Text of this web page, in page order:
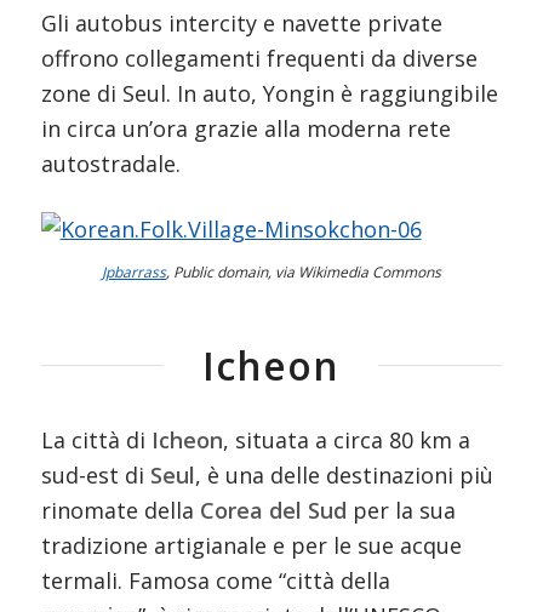
Gli autobus intercity e navette private
offrono collegamenti frequenti da diverse
zone di Seul. In auto, Yongin è raggiungibile
in circa un’ora grazie alla moderna rete
autostradale.
Jpbarrass, Public domain, via Wikimedia Commons
Icheon
La città di Icheon, situata a circa 80 km a
sud-est di Seul, è una delle destinazioni più
rinomate della Corea del Sud per la sua
tradizione artigianale e per le sue acque
termali. Famosa come “città della